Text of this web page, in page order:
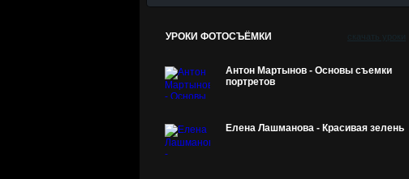
УРОКИ ФОТОСЪЁМКИ скачать уроки
Антон Мартынов - Основы съемки
портретов
Елена Лашманова - Красивая зелень